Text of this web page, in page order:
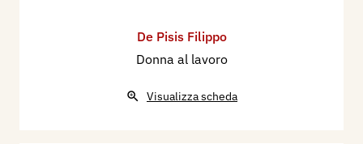
De Pisis Filippo
Donna al lavoro
Visualizza scheda